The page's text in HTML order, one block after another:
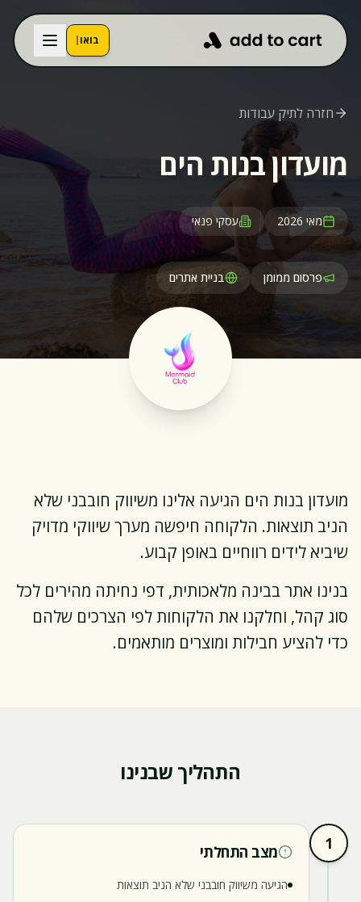
בואו נדבר
חזרה לתיק עבודות
מועדון בנות הים
מאי 2026 עסקי פנאי
פרסום ממומן בניית אתרים
מועדון בנות הים הגיעה אלינו משיווק חובבני שלא
הניב תוצאות. הלקוחה חיפשה מערך שיווקי מדויק
שיביא לידים רווחיים באופן קבוע.
בנינו אתר בבינה מלאכותית, דפי נחיתה מהירים לכל
סוג קהל, וחלקנו את הלקוחות לפי הצרכים שלהם
כדי להציע חבילות ומוצרים מותאמים.
התהליך שבנינו
1 מצב התחלתי
הגיעה משיווק חובבני שלא הניב תוצאות